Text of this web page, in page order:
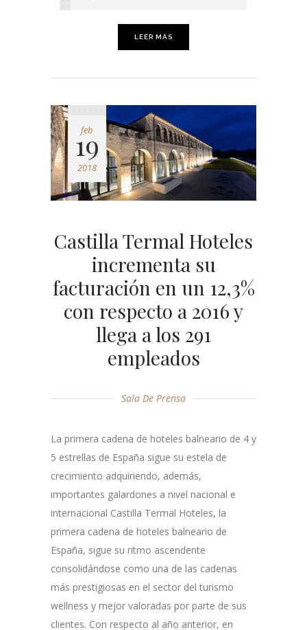
LEER MÁS
feb
19
2018
Castilla Termal Hoteles
incrementa su
facturación en un 12,3%
con respecto a 2016 y
llega a los 291
empleados
Sala De Prensa
La primera cadena de hoteles balneario de 4 y
5 estrellas de España sigue su estela de
crecimiento adquiriendo, además,
importantes galardones a nivel nacional e
internacional Castilla Termal Hoteles, la
primera cadena de hoteles balneario de
España, sigue su ritmo ascendente
consolidándose como una de las cadenas
más prestigiosas en el sector del turismo
wellness y mejor valoradas por parte de sus
clientes. Con respecto al año anterior, en